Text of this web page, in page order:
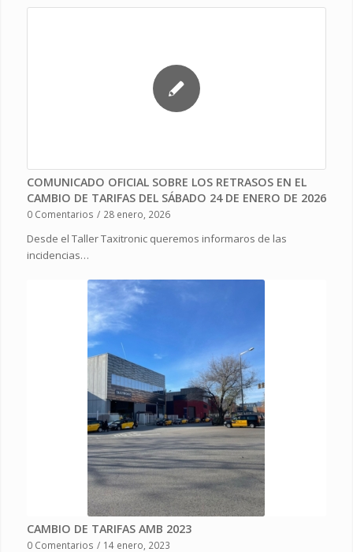
COMUNICADO OFICIAL SOBRE LOS RETRASOS EN EL
CAMBIO DE TARIFAS DEL SÁBADO 24 DE ENERO DE 2026
0 Comentarios / 28 enero, 2026
Desde el Taller Taxitronic queremos informaros de las
incidencias…
CAMBIO DE TARIFAS AMB 2023
0 Comentarios / 14 enero, 2023